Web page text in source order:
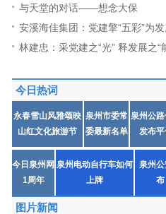
与天堂的对话——想念大保
安溪海佳集团：党建擎“五彩”为发
林建忠：采党建之“光” 释发展之“
今日热词
永春雪山风雅颂映
山红文化旅游节
泉州市委常
委最新名单
泉州公
发布平
今日泉州网
1周年
泉州电动自行车如何
上牌
泉州
布
图片新闻